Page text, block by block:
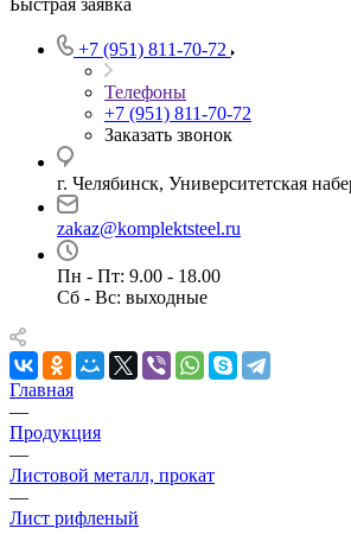
Быстрая заявка
+7 (951) 811-70-72
Телефоны
+7 (951) 811-70-72
Заказать звонок
г. Челябинск, Университетская
zakaz@komplektsteel.ru
Пн - Пт: 9.00 - 18.00
Сб - Вс: выходные
Главная
—
Продукция
—
Листовой металл, прокат
—
Лист рифленый